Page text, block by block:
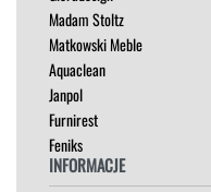
SZAFKI I KOMODY
Madam Stoltz
Matkowski Meble
Aquaclean
Janpol
Furnirest
Feniks
INFORMACJE